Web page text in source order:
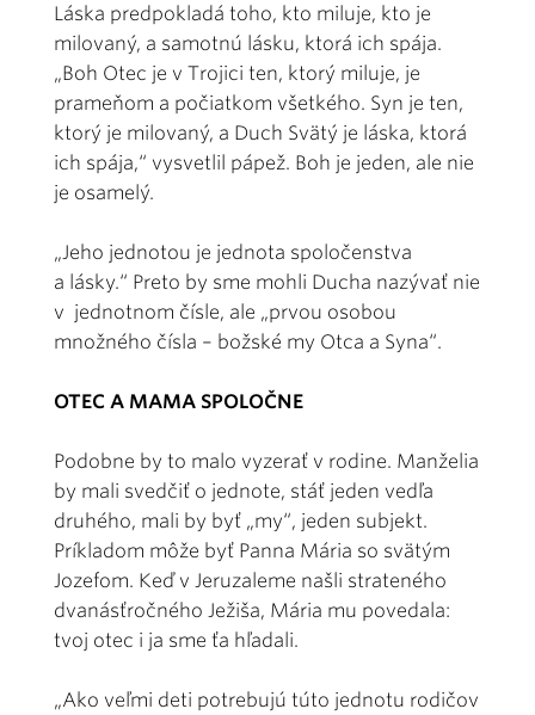
Láska predpokladá toho, kto miluje, kto je
milovaný, a samotnú lásku, ktorá ich spája.
„Boh Otec je v Trojici ten, ktorý miluje, je
prameňom a počiatkom všetkého. Syn je ten,
ktorý je milovaný, a Duch Svätý je láska, ktorá
ich spája,“ vysvetlil pápež. Boh je jeden, ale nie
je osamelý.
„Jeho jednotou je jednota spoločenstva
a lásky.“ Preto by sme mohli Ducha nazývať nie
v jednotnom čísle, ale „prvou osobou
množného čísla – božské my Otca a Syna“.
OTEC A MAMA SPOLOČNE
Podobne by to malo vyzerať v rodine. Manželia
by mali svedčiť o jednote, stáť jeden vedľa
druhého, mali by byť „my“, jeden subjekt.
Príkladom môže byť Panna Mária so svätým
Jozefom. Keď v Jeruzaleme našli strateného
dvanásťročného Ježiša, Mária mu povedala:
tvoj otec i ja sme ťa hľadali.
„Ako veľmi deti potrebujú túto jednotu rodičov